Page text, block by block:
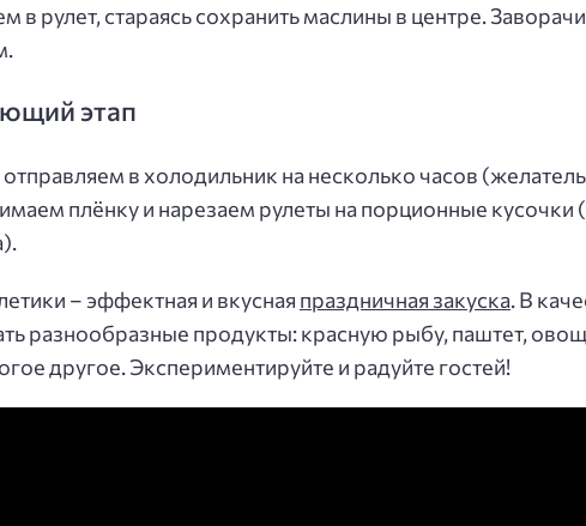
в рулет, стараясь сохранить маслины в центре.
этап
в холодильник на несколько часов
плёнку и нарезаем рулеты на порционные кусочки
– эффектная и вкусная праздничная закуска. В
разнообразные продукты: красную рыбу, паштет,
другое. Экспериментируйте и радуйте гостей!